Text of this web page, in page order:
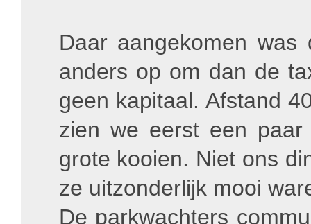
Daar aangekomen
anders op om dan de
geen kapitaal. Afstand
zien we eerst een
grote kooien. Niet ons
ze uitzonderlijk mooi
De parkwachters